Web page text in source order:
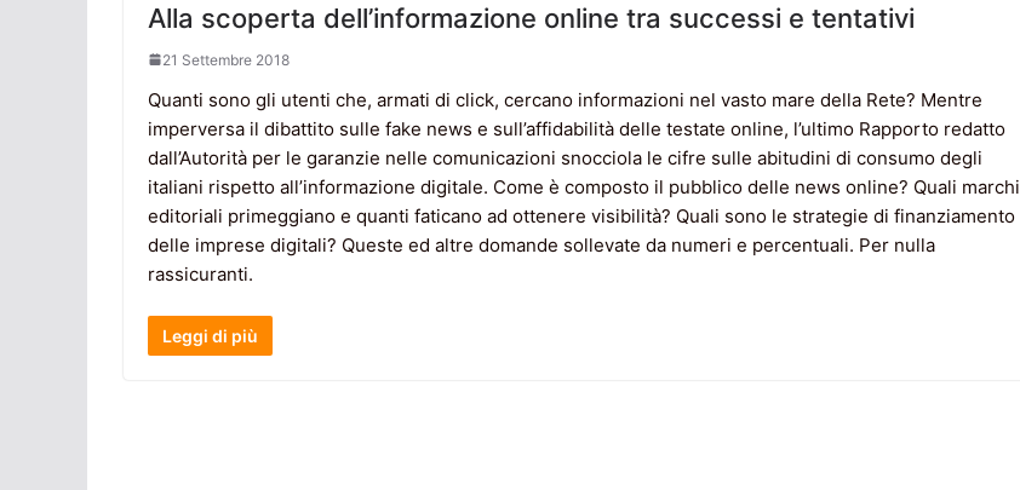
Alla scoperta dell’informazione online tra successi e tentativi
21 Settembre 2018
Quanti sono gli utenti che, armati di click, cercano informazioni nel vasto mare della Rete? Mentre
imperversa il dibattito sulle fake news e sull’affidabilità delle testate online, l’ultimo Rapporto redatto
dall’Autorità per le garanzie nelle comunicazioni snocciola le cifre sulle abitudini di consumo degli
italiani rispetto all’informazione digitale. Come è composto il pubblico delle news online? Quali marchi
editoriali primeggiano e quanti faticano ad ottenere visibilità? Quali sono le strategie di finanziamento
delle imprese digitali? Queste ed altre domande sollevate da numeri e percentuali. Per nulla
rassicuranti.
Leggi di più